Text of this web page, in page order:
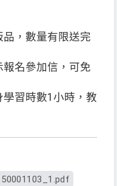
，數量有限送完
名參加信，可免
習時數1小時，教